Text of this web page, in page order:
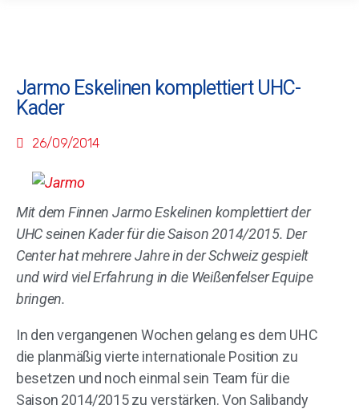
Jarmo Eskelinen komplettiert UHC-
Kader
26/09/2014
Mit dem Finnen Jarmo Eskelinen komplettiert der
UHC seinen Kader für die Saison 2014/2015. Der
Center hat mehrere Jahre in der Schweiz gespielt
und wird viel Erfahrung in die Weißenfelser Equipe
bringen.
In den vergangenen Wochen gelang es dem UHC
die planmäßig vierte internationale Position zu
besetzen und noch einmal sein Team für die
Saison 2014/2015 zu verstärken. Von Salibandy